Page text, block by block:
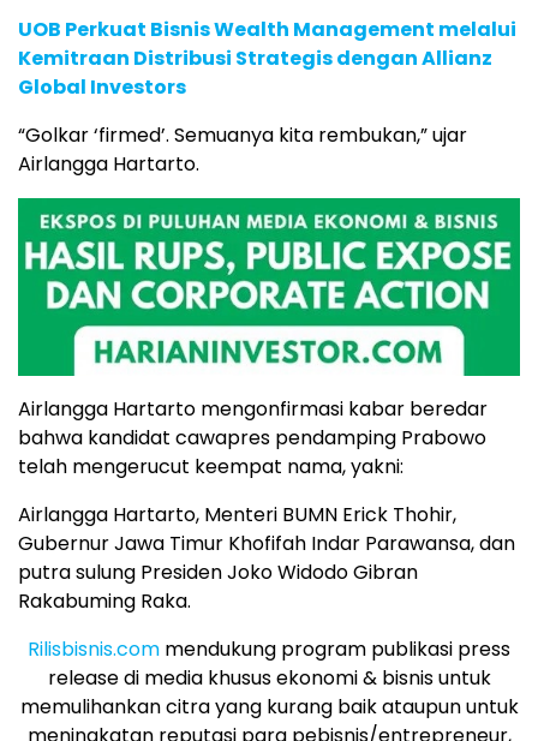
UOB Perkuat Bisnis Wealth Management melalui
Kemitraan Distribusi Strategis dengan Allianz
Global Investors
“Golkar ‘firmed’. Semuanya kita rembukan,” ujar
Airlangga Hartarto.
Airlangga Hartarto mengonfirmasi kabar beredar
bahwa kandidat cawapres pendamping Prabowo
telah mengerucut keempat nama, yakni:
Airlangga Hartarto, Menteri BUMN Erick Thohir,
Gubernur Jawa Timur Khofifah Indar Parawansa, dan
putra sulung Presiden Joko Widodo Gibran
Rakabuming Raka.
Rilisbisnis.com mendukung program publikasi press
release di media khusus ekonomi & bisnis untuk
memulihankan citra yang kurang baik ataupun untuk
meningkatan reputasi para pebisnis/entrepreneur,